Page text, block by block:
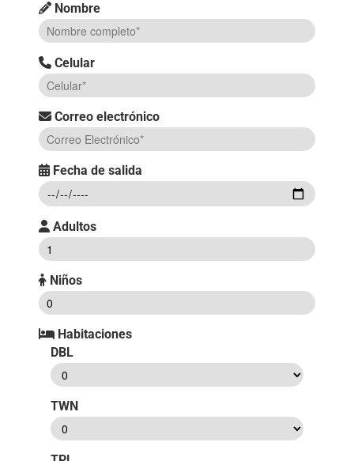
Nombre
Celular
Correo electrónico
Fecha de salida
Adultos
Niños
Habitaciones
DBL
TWN